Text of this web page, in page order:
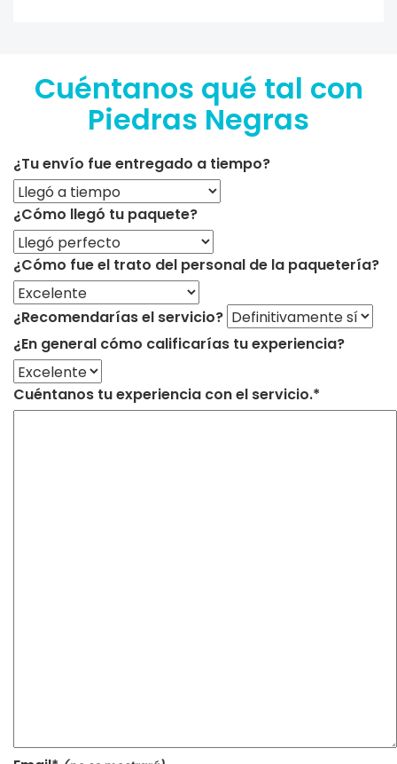
Cuéntanos qué tal con
Piedras Negras
¿Tu envío fue entregado a tiempo?
¿Cómo llegó tu paquete?
¿Cómo fue el trato del personal de la paquetería?
¿Recomendarías el servicio?
¿En general cómo calificarías tu experiencia?
Cuéntanos tu experiencia con el servicio.*